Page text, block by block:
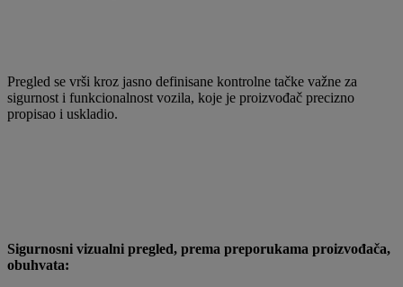
Pregled se vrši kroz jasno definisane kontrolne tačke važne za
sigurnost i funkcionalnost vozila, koje je proizvođač precizno
propisao i uskladio.
Sigurnosni vizualni pregled, prema preporukama proizvođača,
obuhvata: